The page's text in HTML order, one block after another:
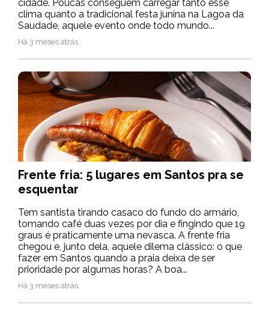
cidade. Poucas conseguem carregar tanto esse
clima quanto a tradicional festa junina na Lagoa da
Saudade, aquele evento onde todo mundo...
Há 3 meses atrás
Frente fria: 5 lugares em Santos pra se
esquentar
Tem santista tirando casaco do fundo do armário,
tomando café duas vezes por dia e fingindo que 19
graus é praticamente uma nevasca. A frente fria
chegou e, junto dela, aquele dilema clássico: o que
fazer em Santos quando a praia deixa de ser
prioridade por algumas horas? A boa...
Há 3 meses atrás